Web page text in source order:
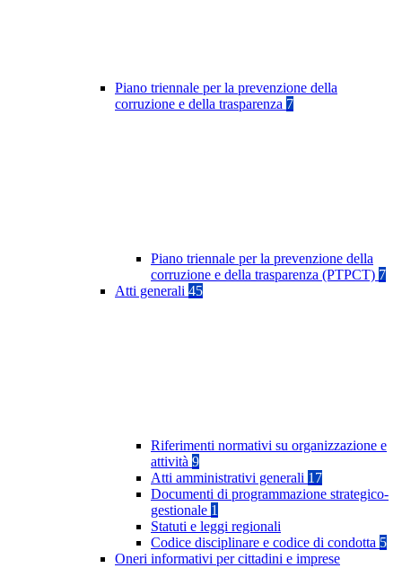
Piano triennale per la prevenzione della
corruzione e della trasparenza 7
Piano triennale per la prevenzione della
corruzione e della trasparenza (PTPCT) 7
Atti generali 45
Riferimenti normativi su organizzazione e
attività 9
Atti amministrativi generali 17
Documenti di programmazione strategico-
gestionale 1
Statuti e leggi regionali
Codice disciplinare e codice di condotta 5
Oneri informativi per cittadini e imprese